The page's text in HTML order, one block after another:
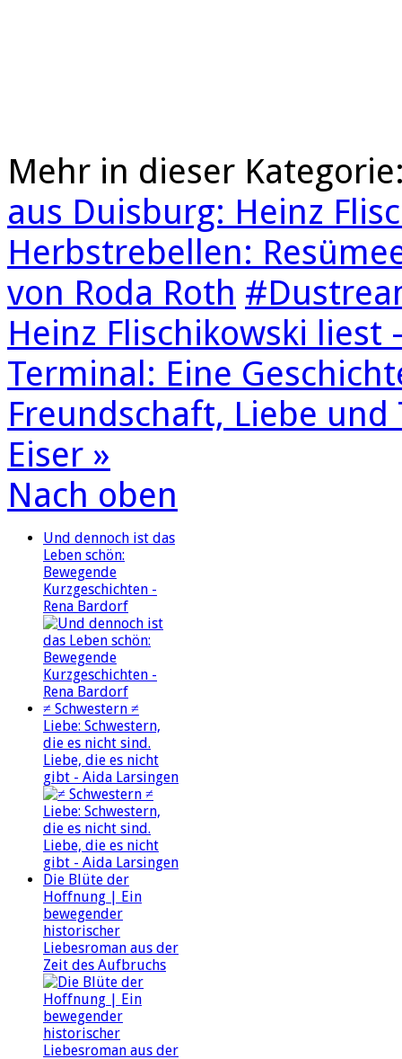
Mehr in dieser
aus Duisburg: Heinz
Herbstrebellen:
von Roda Roth
Heinz Flischikowski liest
Terminal: Eine
Freundschaft, Liebe und
Eiser »
Nach oben
Und dennoch ist das
Leben schön:
Bewegende
Kurzgeschichten -
Rena Bardorf
≠ Schwestern ≠
Liebe: Schwestern,
die es nicht sind.
Liebe, die es nicht
gibt - Aida Larsingen
Die Blüte der
Hoffnung | Ein
bewegender
historischer
Liebesroman aus der
Zeit des Aufbruchs